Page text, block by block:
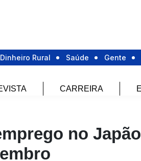
Dinheiro Rural Saúde Gente
CARREIRA
no